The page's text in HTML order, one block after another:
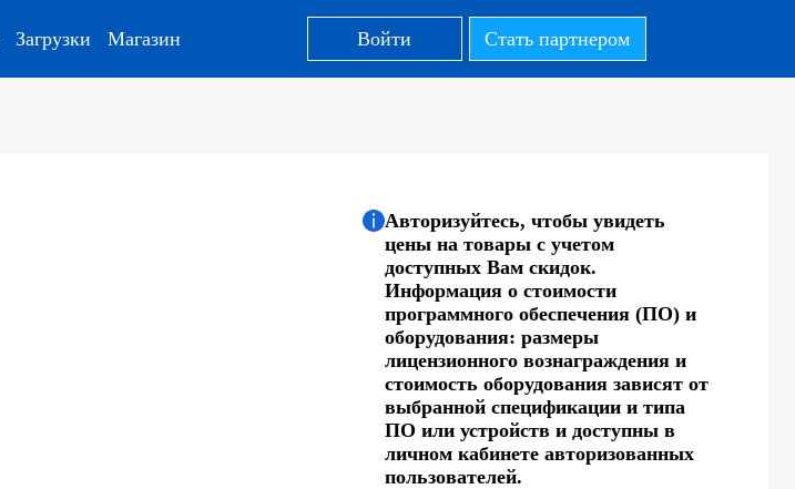
Загрузки Магазин Войти Стать партнером
Авторизуйтесь, чтобы увидеть
цены на товары с учетом
доступных Вам скидок.
Информация о стоимости
программного обеспечения (ПО) и
оборудования: размеры
лицензионного вознаграждения и
стоимость оборудования зависят от
выбранной спецификации и типа
ПО или устройств и доступны в
личном кабинете авторизованных
пользователей.